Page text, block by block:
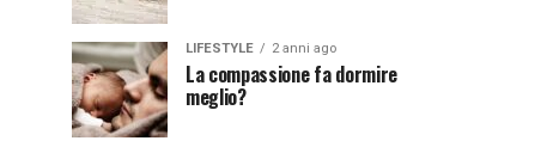
LIFESTYLE 2 anni ago
La compassione fa dormire
meglio?